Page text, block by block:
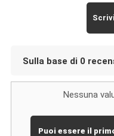
Sulla base di 0
Nessuna
Puoi essere il